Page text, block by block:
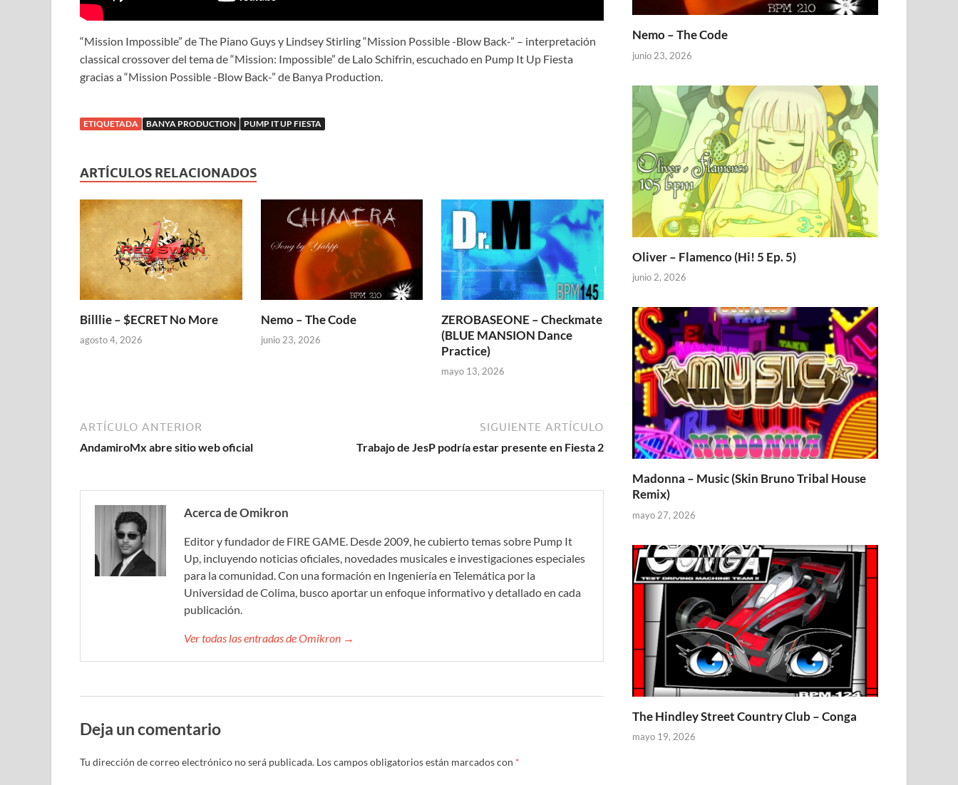
“Mission Impossible” de The Piano Guys y Lindsey Stirling “Mission Possible -Blow Back-” – interpretación
classical crossover del tema de “Mission: Impossible” de Lalo Schifrin, escuchado en Pump It Up Fiesta
gracias a “Mission Possible -Blow Back-” de Banya Production.
ETIQUETADA BANYA PRODUCTION PUMP IT UP FIESTA
ARTÍCULOS RELACIONADOS
Billlie – $ECRET No More
agosto 4, 2026
Nemo – The Code
junio 23, 2026
ZEROBASEONE – Checkmate
(BLUE MANSION Dance
Practice)
mayo 13, 2026
ARTÍCULO ANTERIOR
AndamiroMx abre sitio web oficial
SIGUIENTE ARTÍCULO
Trabajo de JesP podría estar presente en Fiesta 2
Acerca de Omikron
Editor y fundador de FIRE GAME. Desde 2009, he cubierto temas sobre Pump It
Up, incluyendo noticias oficiales, novedades musicales e investigaciones especiales
para la comunidad. Con una formación en Ingeniería en Telemática por la
Universidad de Colima, busco aportar un enfoque informativo y detallado en cada
publicación.
Ver todas las entradas de Omikron →
Deja un comentario
Tu dirección de correo electrónico no será publicada. Los campos obligatorios están marcados con *
Nemo – The Code
junio 23, 2026
Oliver – Flamenco (Hi! 5 Ep. 5)
junio 2, 2026
Madonna – Music (Skin Bruno Tribal House
Remix)
mayo 27, 2026
The Hindley Street Country Club – Conga
mayo 19, 2026